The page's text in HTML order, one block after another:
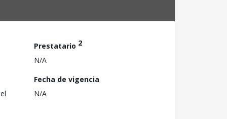
Prestatario 2
N/A
Fecha de vigencia
N/A